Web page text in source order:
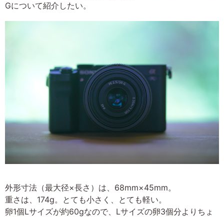
Gについて紹介したい。
外形寸法（最大径×長さ）は、68mm×45mm。
重さは、174g。とても小さく、とても軽い。
卵1個Lサイズが約60gなので、Lサイズの卵3個分よりちょ